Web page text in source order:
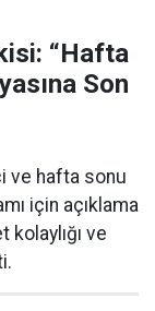
“Hafta
Son
ve hafta sonu
için açıklama
kolaylığı ve